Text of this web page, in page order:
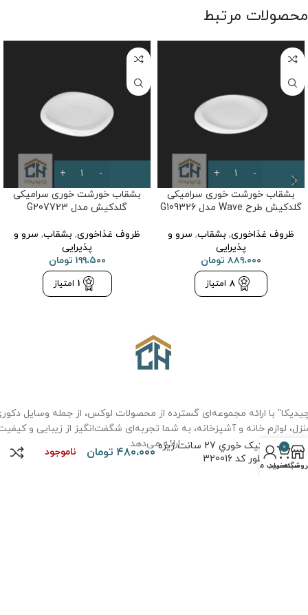
محصولات مرتبط
بشقاب خورشت خوری سرامیکی
گلدکیش طرح Wave مدل G109326
ظروف غذاخوری, بشقاب, سرو و
پذیرایی
۸۸۹،۰۰۰ تومان
8 امتیاز
بشقاب خورشت خوری سرامیکی
گلدکیش مدل G207723
ظروف غذاخوری, بشقاب, سرو و
پذیرایی
۱۹۹،۵۰۰ تومان
1 امتیاز
با ارائه مجموعه‌ای گسترده از محصولات لوکس، از جمله وسایل
لوازم خانه و آشپزخانه، به شما تجربه‌ای شگفت‌انگیز از زیبایی و
ارائه می‌دهد.کيک خوري 27 سانت زيره
بلور کد 320016
۴۸۰،۰۰۰ تومان ناموجود 0
سبد خرید
حساب من